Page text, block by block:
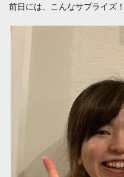
前日には、こんなサプライズ